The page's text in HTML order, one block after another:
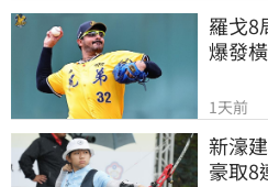
羅戈8
爆發
1天前
新濠
豪取8